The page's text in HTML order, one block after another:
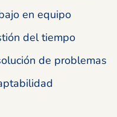
en equipo
del tiempo
de problemas